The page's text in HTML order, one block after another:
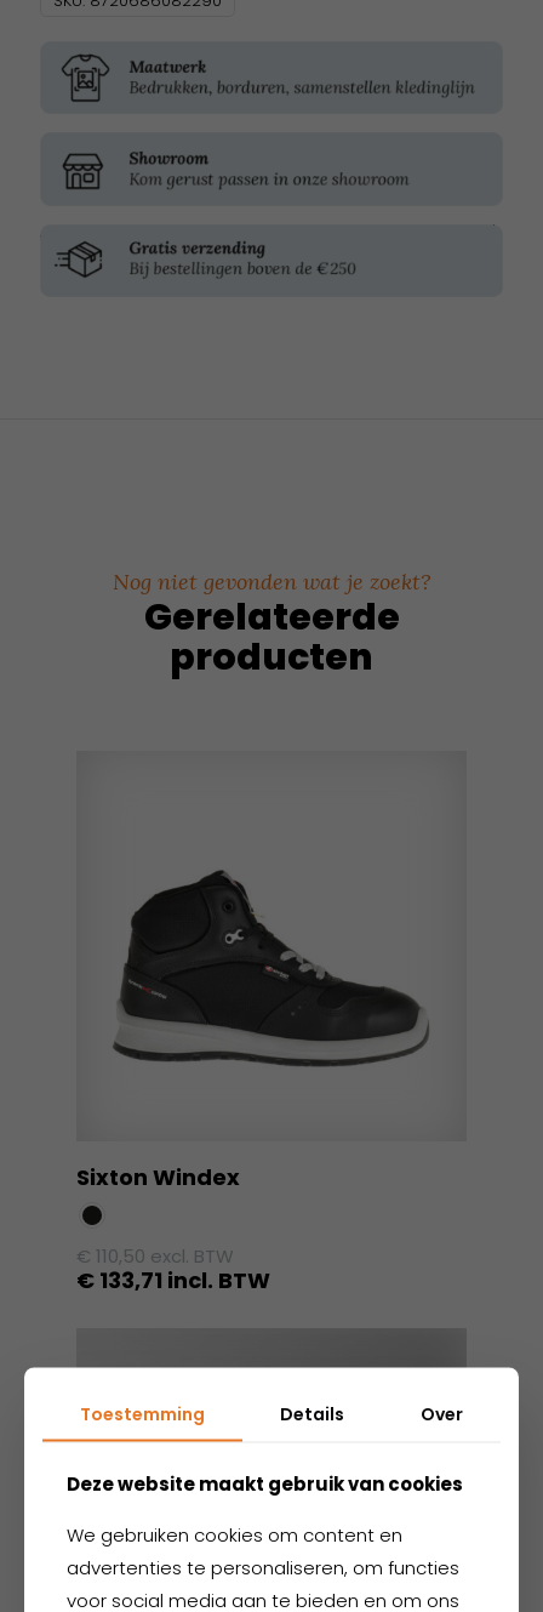
Nog niet gevonden wat je zoekt?
Gerelateerde
producten
Sixton Windex
€ 110,50 excl. BTW
€ 133,71 incl. BTW
heeft
meerdere
variaties.
optie
gekozen
worden
Toestemming Details Over
Deze website maakt gebruik van cookies
We gebruiken cookies om content en
advertenties te personaliseren, om functies
voor social media aan te bieden en om ons